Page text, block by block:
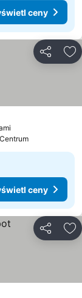
ceny
ceny